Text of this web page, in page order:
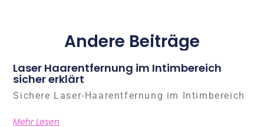
Andere Beiträge
Laser Haarentfernung im Intimbereich
sicher erklärt
Sichere Laser-Haarentfernung im Intimbereich
Mehr Lesen